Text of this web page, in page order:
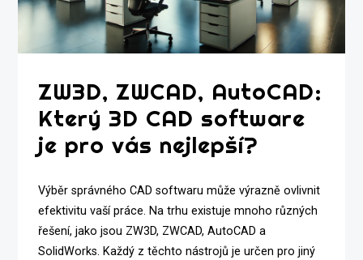
ZW3D, ZWCAD, AutoCAD:
Který 3D CAD software
je pro vás nejlepší?
Výběr správného CAD softwaru může výrazně ovlivnit
efektivitu vaší práce. Na trhu existuje mnoho různých
řešení, jako jsou ZW3D, ZWCAD, AutoCAD a
SolidWorks. Každý z těchto nástrojů je určen pro jiný